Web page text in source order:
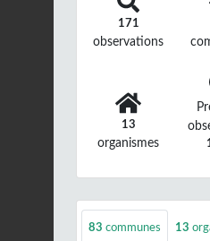
171
observations
13
organismes
83 communes 13